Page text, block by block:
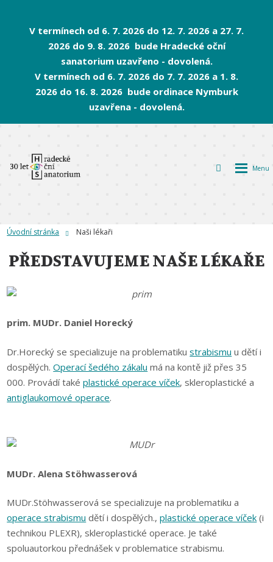
V termínech od 6. 7. 2026 do 12. 7. 2026 a 27. 7.
2026 do 9. 8. 2026 bude Hradecké oční
sanatorium uzavřeno - dovolená.
V termínech od 6. 7. 2026 do 7. 7. 2026 a 1. 8.
2026 do 16. 8. 2026 bude ordinace Nymburk
uzavřena - dovolená.
Vyhledávání
Úvodní stránka Naši lékaři
PŘEDSTAVUJEME NAŠE LÉKAŘE
prim. MUDr. Daniel Horecký
Dr.Horecký se specializuje na problematikustrabismu u dětí i
dospělých.Operací šedého zákalu má na kontě již přes 35
000. Provádí taképlastické operace víček, skleroplastické a
antiglaukomové operace.
MUDr. Alena Stöhwasserová
MUDr.Stöhwasserová se specializuje na problematiku a
operace strabismu dětí i dospělých.,plastické operace víček (i
technikou PLEXR), skleroplastické operace. Je také
spoluautorkou přednášek v problematice strabismu.